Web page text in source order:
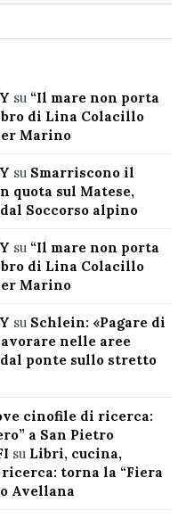
su “Il mare non porta
di Lina Colacillo
Marino
su Smarriscono il
quota sul Matese,
Soccorso alpino
su “Il mare non porta
di Lina Colacillo
Marino
su Schlein: «Pagare di
nelle aree
ponte sullo stretto
cinofile di ricerca:
a San Pietro
su Libri, cucina,
torna la “Fiera
Avellana